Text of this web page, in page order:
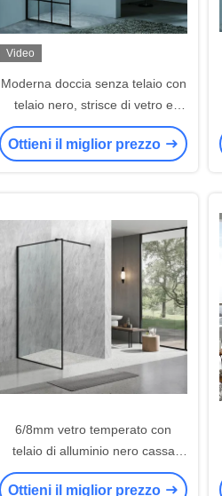
Video
Moderna doccia senza telaio con
telaio nero, strisce di vetro e
telaio di alluminio
Ottieni il miglior prezzo
6/8mm vetro temperato con
telaio di alluminio nero cassa
doccia senza telaio per bagno
Ottieni il miglior prezzo